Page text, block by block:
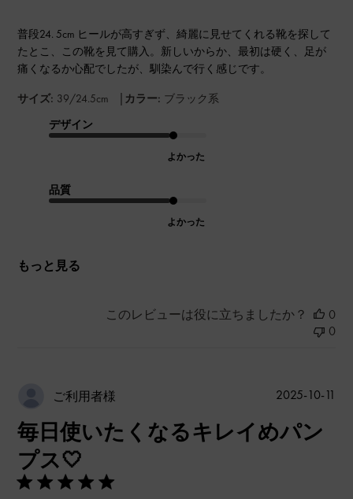
普段24. 5cm ヒールが高すぎず、綺麗に見せてくれる靴を探して
たとこ、この靴を見て購入。新しいからか、最初は硬く、足が
痛くなるか心配でしたが、馴染んで行く感じです。
サイズ: 39/24.5cm | カラー: ブラック系
デザイン
よかった
品質
よかった
もっと見る
このレビューは役に立ちましたか？
0
0
ご利用者様
毎日使いたくなるキレイめパン
プス‎🤍
2025-10-11